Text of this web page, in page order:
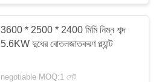
3600 * 2500 * 2400 মিমি নিম্ন শব্দ
5.6KW দুধের বোতলজাতকরণ প্ল্যান্ট
negotiable MOQ:1 সেট